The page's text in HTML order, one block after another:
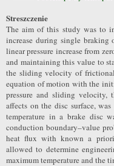
Streszczenie
The aim of this study was to
increase during single braking
linear pressure increase from
and maintaining this value to
the sliding velocity of
equation of motion with the
pressure and sliding
affects on the disc surface,
temperature in a brake disc
conduction boundary–value
heat flux with known a priori
allowed to determine
maximum temperature and the